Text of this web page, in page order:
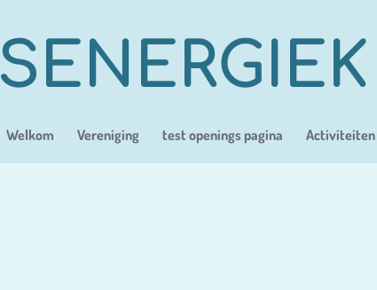
Welkom Vereniging test openings pagina Activiteiten